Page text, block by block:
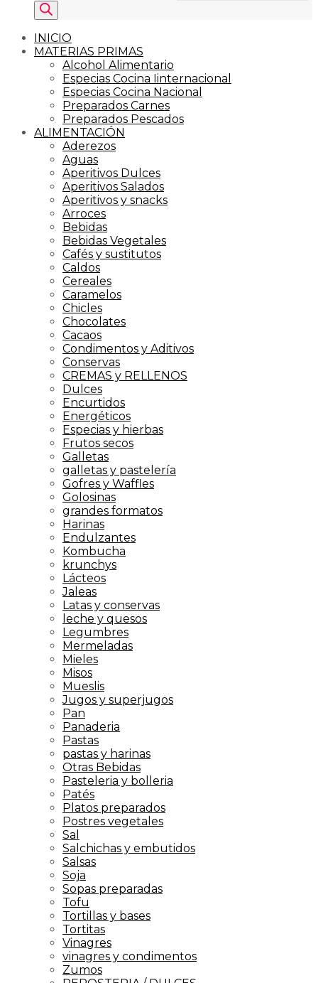
INICIO
MATERIAS PRIMAS
Alcohol Alimentario
Especias Cocina Iinternacional
Especias Cocina Nacional
Preparados Carnes
Preparados Pescados
ALIMENTACIÓN
Aderezos
Aguas
Aperitivos Dulces
Aperitivos Salados
Aperitivos y snacks
Arroces
Bebidas
Bebidas Vegetales
Cafés y sustitutos
Caldos
Cereales
Caramelos
Chicles
Chocolates
Cacaos
Condimentos y Aditivos
Conservas
CREMAS y RELLENOS
Dulces
Encurtidos
Energéticos
Especias y hierbas
Frutos secos
Galletas
galletas y pastelería
Gofres y Waffles
Golosinas
grandes formatos
Harinas
Endulzantes
Kombucha
krunchys
Lácteos
Jaleas
Latas y conservas
leche y quesos
Legumbres
Mermeladas
Mieles
Misos
Mueslis
Jugos y superjugos
Pan
Panaderia
Pastas
pastas y harinas
Otras Bebidas
Pasteleria y bolleria
Patés
Platos preparados
Postres vegetales
Sal
Salchichas y embutidos
Salsas
Soja
Sopas preparadas
Tofu
Tortillas y bases
Tortitas
Vinagres
vinagres y condimentos
Zumos